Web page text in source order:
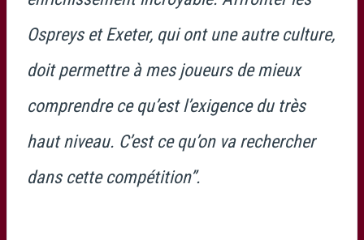
Ospreys et Exeter, qui ont une autre culture,
doit permettre à mes joueurs de mieux
comprendre ce qu’est l’exigence du très
haut niveau. C’est ce qu’on va rechercher
dans cette compétition”.